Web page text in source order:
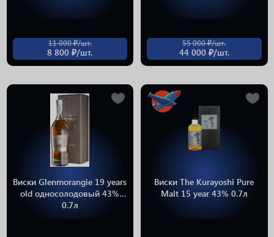
11 000 ₽/шт.
8 800 ₽/шт.
55 000 ₽/шт.
44 000 ₽/шт.
Виски Glenmorangie 19 years
old односолодовый 43%
0.7л
Виски The Kurayoshi Pure
Malt 15 year 43% 0.7л